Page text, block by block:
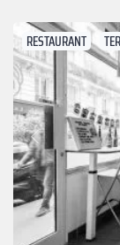
RESTAURANT
Précédent